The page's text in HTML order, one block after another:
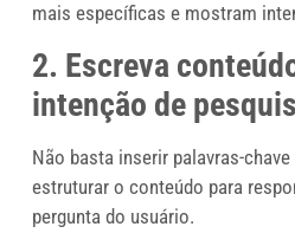
mais específicas e mostram
2. Escreva
intenção de
Não basta inserir palavras-
estruturar o conteúdo para
pergunta do usuário.